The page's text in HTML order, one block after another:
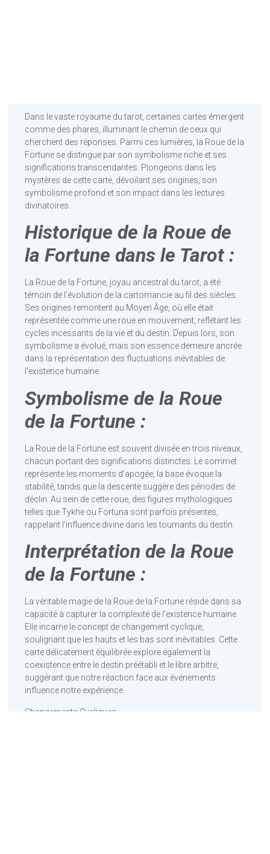
Dans le vaste royaume du tarot, certaines cartes émergent
comme des phares, illuminant le chemin de ceux qui
cherchent des réponses. Parmi ces lumières, la Roue de la
Fortune se distingue par son symbolisme riche et ses
significations transcendantes. Plongeons dans les
mystères de cette carte, dévoilant ses origines, son
symbolisme profond et son impact dans les lectures
divinatoires.
Historique de la Roue de
la Fortune dans le Tarot :
La Roue de la Fortune, joyau ancestral du tarot, a été
témoin de l’évolution de la cartomancie au fil des siècles.
Ses origines remontent au Moyen Âge, où elle était
représentée comme une roue en mouvement, reflétant les
cycles incessants de la vie et du destin. Depuis lors, son
symbolisme a évolué, mais son essence demeure ancrée
dans la représentation des fluctuations inévitables de
l’existence humaine.
Symbolisme de la Roue
de la Fortune :
La Roue de la Fortune est souvent divisée en trois niveaux,
chacun portant des significations distinctes. Le sommet
représente les moments d’apogée, la base évoque la
stabilité, tandis que la descente suggère des périodes de
déclin. Au sein de cette roue, des figures mythologiques
telles que Tykhe ou Fortuna sont parfois présentes,
rappelant l’influence divine dans les tournants du destin.
Interprétation de la Roue
de la Fortune :
La véritable magie de la Roue de la Fortune réside dans sa
capacité à capturer la complexité de l’existence humaine.
Elle incarne le concept de changement cyclique,
soulignant que les hauts et les bas sont inévitables. Cette
carte délicatement équilibrée explore également la
coexistence entre le destin préétabli et le libre arbitre,
suggérant que notre réaction face aux événements
influence notre expérience.
Changements Cycliques :